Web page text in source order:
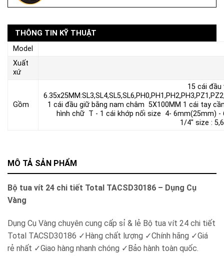
MÔ TẢ SẢN PHẨM
Bộ tua vít 24 chi tiết Total TACSD30186 – Dụng Cụ
Vàng
Dụng Cụ Vàng chuyên cung cấp sỉ & lẻ Bộ tua vít 24 chi tiết
Total TACSD30186 ✓Hàng chất lượng ✓Chính hãng ✓Giá
rẻ nhất ✓Giao hàng nhanh chóng ✓Bảo hành toàn quốc.
THÔNG TIN KỸ THUẬT
Model
Xuất
xứ
Gồm
15
1 cái đầu giữ bằng nam châm 5X100MM 1 cái tay
hình chữ T - 1 cái khớp nối size 4- 6mm(25mm) -
1/4" size :